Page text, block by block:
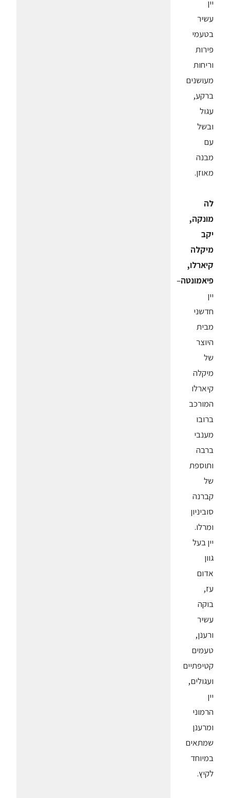
יין
עשיר
בטעמי
פירות
וריחות
מעושנים
ברקע,
עגול
ובשל
עם
מבנה
מאוזן.
לה
מונקה,
יקב
מיקלה
קיארלו,
פיאמונטה–
יין
חדשני
מבית
היוצר
של
מיקלה
קיארלו
המורכב
ברובו
מענבי
ברבה
ותוספת
של
קברנה
סוביניון
ומרלו.
יין בעל
גוון
אדום
עז,
בוקה
עשיר
ורענן,
טעמים
קטיפתיים
ועגולים,
יין
הרמוני
ומרענן
שמתאים
במיוחד
לקיץ.